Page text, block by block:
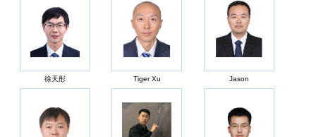
徐天彤 Tiger Xu Jason